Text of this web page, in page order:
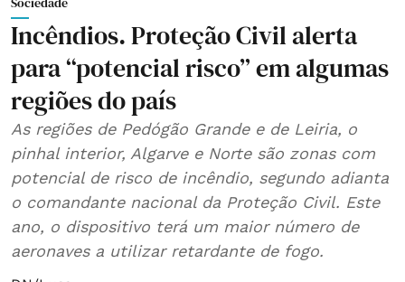
Incêndios. Proteção Civil alerta
para “potencial risco” em algumas
regiões do país
As regiões de Pedógão Grande e de Leiria, o
pinhal interior, Algarve e Norte são zonas com
potencial de risco de incêndio, segundo adianta
o comandante nacional da Proteção Civil. Este
ano, o dispositivo terá um maior número de
aeronaves a utilizar retardante de fogo.